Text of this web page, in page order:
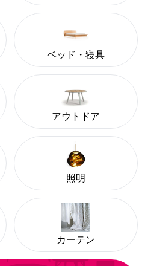
ベッド・寝具
アウトドア
照明
カーテン